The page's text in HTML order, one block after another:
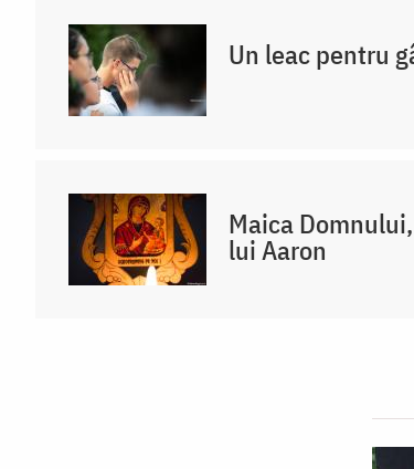
Un leac pentru
Maica
lui Aaron